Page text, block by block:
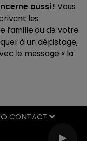
aussi ! Vous
les
famille ou de votre
à un dépistage,
le message « la
CONTACT